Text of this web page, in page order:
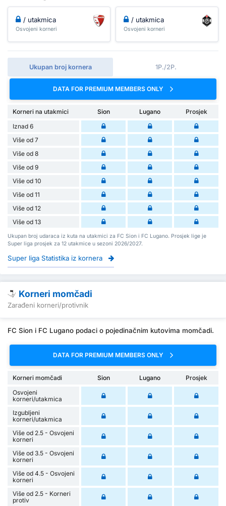
/ utakmica
Osvojeni korneri
/ utakmica
Osvojeni korneri
Ukupan broj kornera 1P./2P.
DATA FOR PREMIUM MEMBERS ONLY
Korneri na utakmici Sion Lugano
Prosjek
Iznad 6
Više od 7
Više od 8
Više od 9
Više od 10
Više od 11
Više od 12
Više od 13
Ukupan broj udaraca iz kuta na utakmici za FC Sion i FC Lugano. Prosjek lige je
Super liga prosjek za 12 utakmice u sezoni 2026/2027.
Super liga Statistika iz kornera
Korneri momčadi
Zarađeni korneri/protivnik
FC Sion i FC Lugano podaci o pojedinačnim kutovima momčadi.
DATA FOR PREMIUM MEMBERS ONLY
Korneri momčadi Sion Lugano
Prosjek
Osvojeni
korneri/utakmica
Izgubljeni
korneri/utakmica
Više od 2.5 - Osvojeni
korneri
Više od 3.5 - Osvojeni
korneri
Više od 4.5 - Osvojeni
korneri
Više od 2.5 - Korneri
protiv